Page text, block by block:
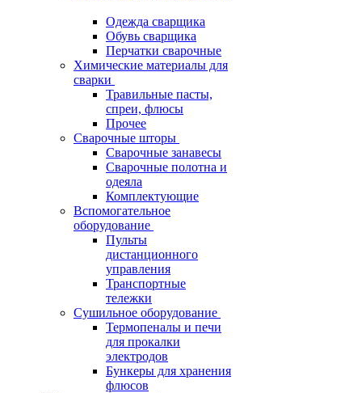
Одежда сварщика
Обувь сварщика
Перчатки сварочные
Химические материалы для
сварки
Травильные пасты,
спреи, флюсы
Прочее
Сварочные шторы
Сварочные занавесы
Сварочные полотна и
одеяла
Комплектующие
Вспомогательное
оборудование
Пульты
дистанционного
управления
Транспортные
тележки
Сушильное оборудование
Термопеналы и печи
для прокалки
электродов
Бункеры для хранения
флюсов